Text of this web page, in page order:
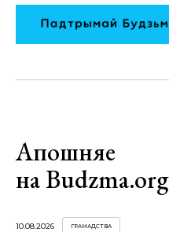
Апошняе
на Budzma.org
10.08.2026 ГРАМАДСТВА